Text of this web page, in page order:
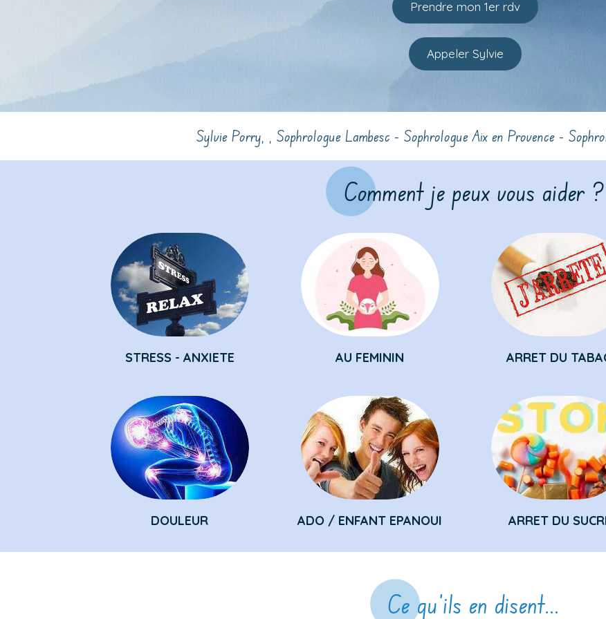
Prendre mon 1er rdv
Appeler Sylvie
Sylvie Porry, , Sophrologue Lambesc - Sophrologue Aix en Provence -
Comment je peux vous aider ?
STRESS - ANXIETE AU FEMININ ARRET DU
DOULEUR ADO / ENFANT EPANOUI ARRET DU
Ce qu'ils en disent...